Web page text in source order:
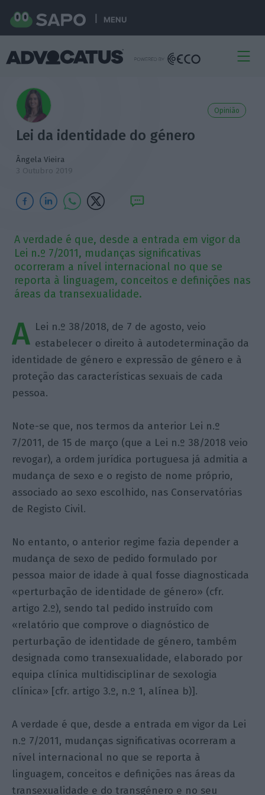
MENU
Opinião
Lei da identidade do género
Ângela Vieira
3 Outubro 2019
A verdade é que, desde a entrada em vigor da
Lei n.º 7/2011, mudanças significativas
ocorreram a nível internacional no que se
reporta à linguagem, conceitos e definições nas
áreas da transexualidade.
A Lei n.º 38/2018, de 7 de agosto, veio
estabelecer o direito à autodeterminação da
identidade de género e expressão de género e à
proteção das características sexuais de cada
pessoa.
Note-se que, nos termos da anterior Lei n.º
7/2011, de 15 de março (que a Lei n.º 38/2018 veio
revogar), a ordem jurídica portuguesa já admitia a
mudança de sexo e o registo de nome próprio,
associado ao sexo escolhido, nas Conservatórias
de Registo Civil.
No entanto, o anterior regime fazia depender a
mudança de sexo de pedido formulado por
pessoa maior de idade à qual fosse diagnosticada
«perturbação de identidade de género» (cfr.
artigo 2.º), sendo tal pedido instruído com
«relatório que comprove o diagnóstico de
perturbação de identidade de género, também
designada como transexualidade, elaborado por
equipa clínica multidisciplinar de sexologia
clínica» [cfr. artigo 3.º, n.º 1, alínea b)].
A verdade é que, desde a entrada em vigor da Lei
n.º 7/2011, mudanças significativas ocorreram a
nível internacional no que se reporta à
linguagem, conceitos e definições nas áreas da
transexualidade e do transgénero e no seu